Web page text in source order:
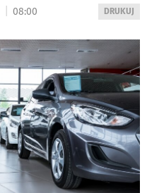
WYDRUKUJ
DRUKUJ
08:00